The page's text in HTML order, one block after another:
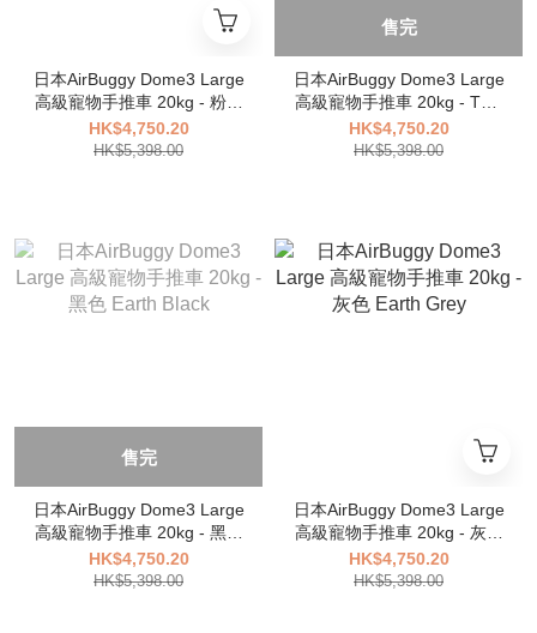
日本AirBuggy Dome3 Large
高級寵物手推車 20kg - 粉紅
色 Blossom
HK$4,750.20
HK$5,398.00
售完
日本AirBuggy Dome3 Large
高級寵物手推車 20kg - Twill
Mocha
HK$4,750.20
HK$5,398.00
售完
日本AirBuggy Dome3 Large
高級寵物手推車 20kg - 黑色
Earth Black
HK$4,750.20
HK$5,398.00
日本AirBuggy Dome3 Large
高級寵物手推車 20kg - 灰色
Earth Grey
HK$4,750.20
HK$5,398.00